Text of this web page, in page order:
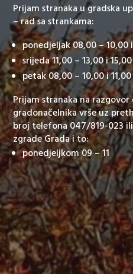
Prijam stranaka u gradska
– rad sa strankama:
ponedjeljak 08,00 – 10,00
srijeda 11,00 – 13,00 i
petak 08,00 – 10,00 i
Prijam stranaka na
gradonačelnika vrše uz
broj telefona 047/819-023
zgrade Grada i to:
ponedjeljkom 09 – 11